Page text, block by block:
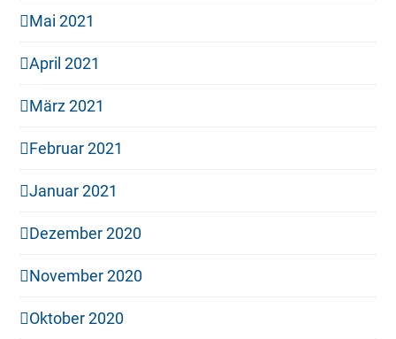
Mai 2021
April 2021
März 2021
Februar 2021
Januar 2021
Dezember 2020
November 2020
Oktober 2020